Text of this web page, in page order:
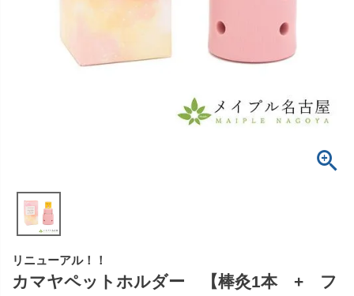
リニューアル！！
カマヤペットホルダー 【棒灸1本 + フ